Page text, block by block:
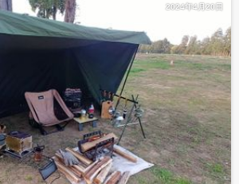
2024年4月20日